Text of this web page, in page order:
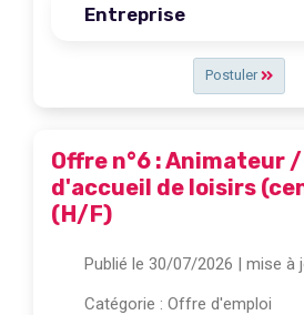
Postuler
Entreprise
Offre n°6 : Animateur
d'accueil de loisirs
(H/F)
Publié le 30/07/2026 | mise à
Catégorie : Offre d'emploi